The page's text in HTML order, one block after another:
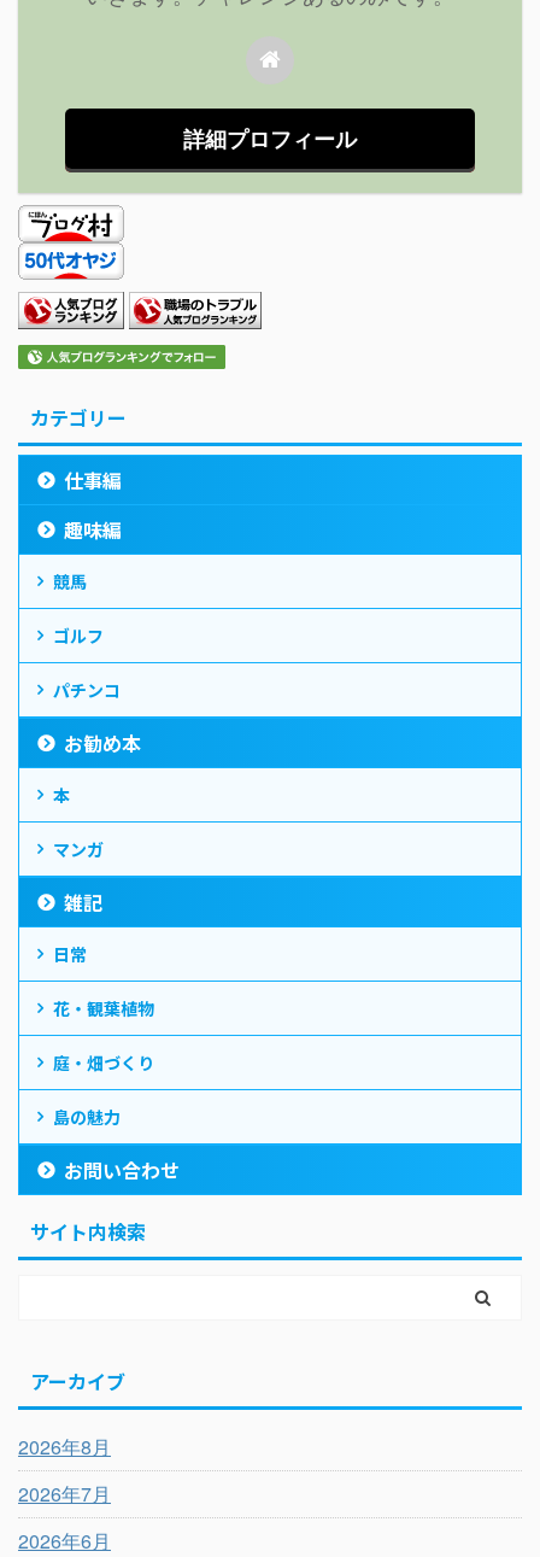
詳細プロフィール
カテゴリー
仕事編
趣味編
競馬
ゴルフ
パチンコ
お勧め本
本
マンガ
雑記
日常
花・観葉植物
庭・畑づくり
島の魅力
お問い合わせ
サイト内検索
アーカイブ
2026年8月
2026年7月
2026年6月